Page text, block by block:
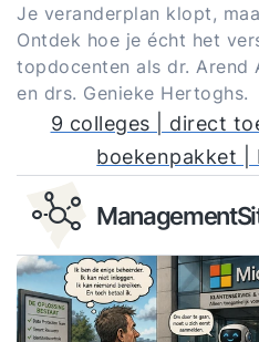
Je veranderplan klopt,
Ontdek hoe je écht het
topdocenten als dr. Arend
en drs. Genieke Hertoghs.
9 colleges | direct
boekenpakket |